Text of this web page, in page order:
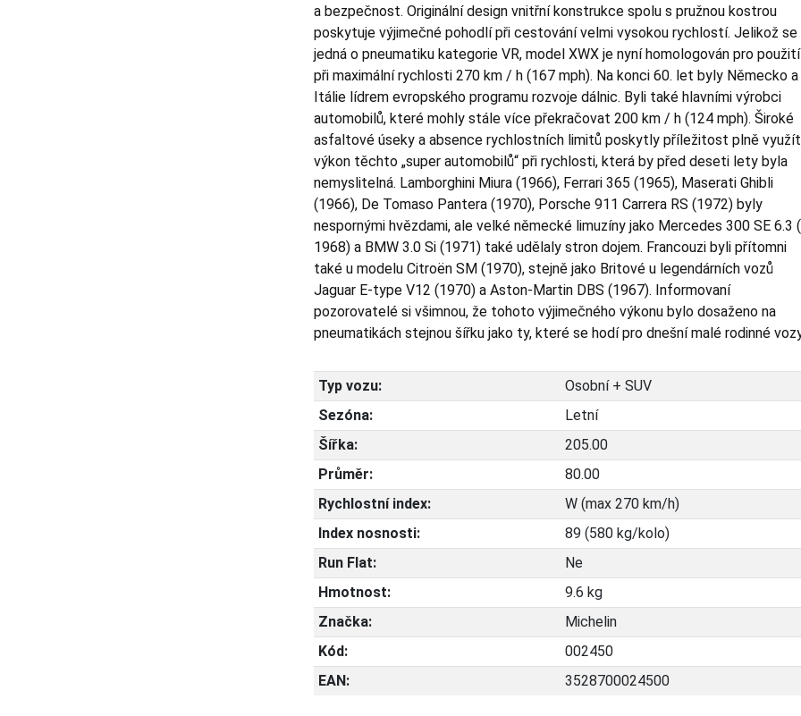
a bezpečnost. Originální design vnitřní konstrukce spolu s pružnou kostrou
poskytuje výjimečné pohodlí při cestování velmi vysokou rychlostí. Jelikož se
jedná o pneumatiku kategorie VR, model XWX je nyní homologován pro použití
při maximální rychlosti 270 km / h (167 mph). Na konci 60. let byly Německo a
Itálie lídrem evropského programu rozvoje dálnic. Byli také hlavními výrobci
automobilů, které mohly stále více překračovat 200 km / h (124 mph). Široké
asfaltové úseky a absence rychlostních limitů poskytly příležitost plně využít
výkon těchto „super automobilů“ při rychlosti, která by před deseti lety byla
nemyslitelná. Lamborghini Miura (1966), Ferrari 365 (1965), Maserati Ghibli
(1966), De Tomaso Pantera (1970), Porsche 911 Carrera RS (1972) byly
nespornými hvězdami, ale velké německé limuzíny jako Mercedes 300 SE 6.3 (
1968) a BMW 3.0 Si (1971) také udělaly stron dojem. Francouzi byli přítomni
také u modelu Citroën SM (1970), stejně jako Britové u legendárních vozů
Jaguar E-type V12 (1970) a Aston-Martin DBS (1967). Informovaní
pozorovatelé si všimnou, že tohoto výjimečného výkonu bylo dosaženo na
pneumatikách stejnou šířku jako ty, které se hodí pro dnešní malé rodinné
Typ vozu:
Osobní + SUV
Sezóna:
Letní
Šířka:
205.00
Průměr:
80.00
Rychlostní index:
W (max 270 km/h)
Index nosnosti:
89 (580 kg/kolo)
Run Flat:
Ne
Hmotnost:
9.6 kg
Značka:
Michelin
Kód:
002450
EAN:
3528700024500